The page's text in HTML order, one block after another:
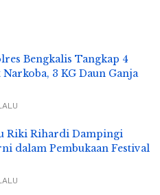
Bengkalis Tangkap 4
3 KG Daun Ganja
Riki Rihardi Dampingi
dalam Pembukaan Festival